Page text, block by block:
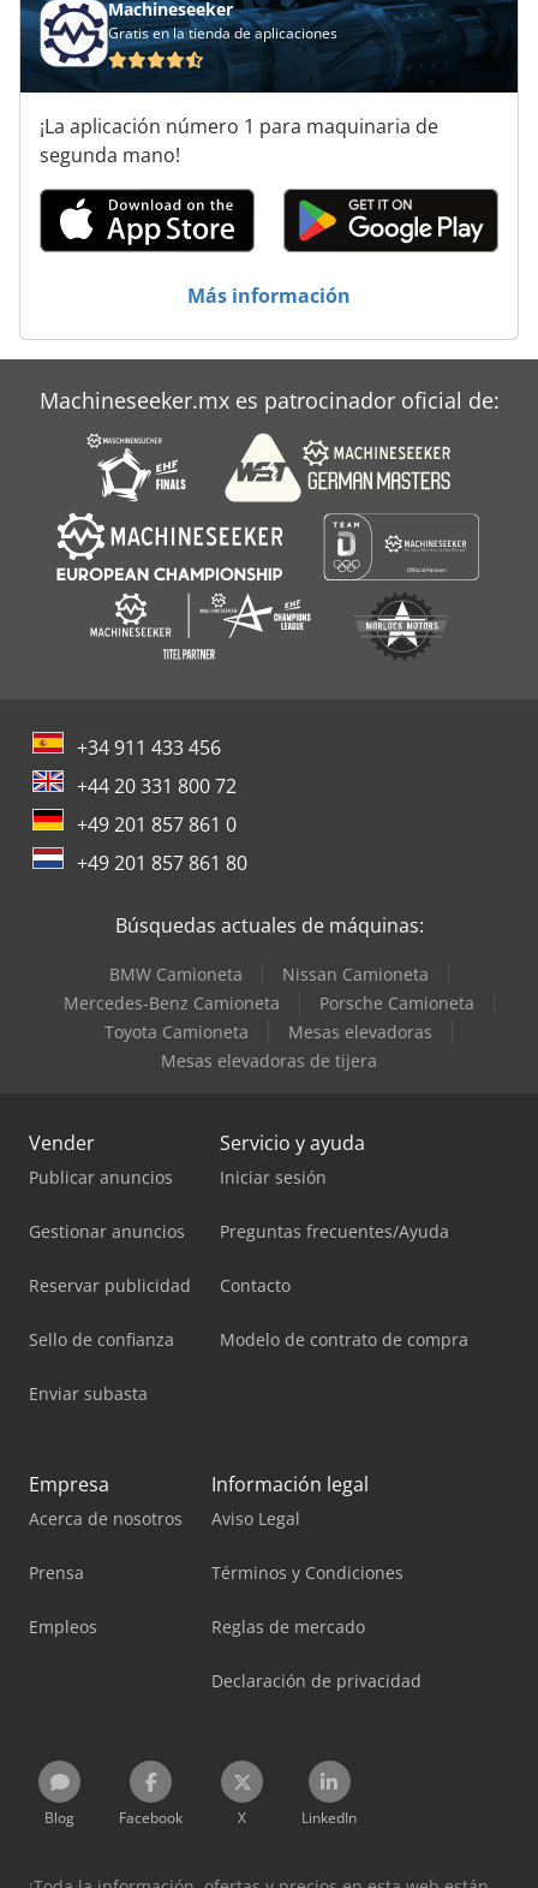
Ermak
Karstens
Kellenberger
Kern
Kuka Agilus
Schaffer 2336
Machineseeker
Gratis en la tienda de aplicaciones
¡La aplicación número 1 para maquinaria de
segunda mano!
Más información
Machineseeker.mx es patrocinador oficial de:
+34 911 433 456
+44 20 331 800 72
+49 201 857 861 0
+49 201 857 861 80
Búsquedas actuales de máquinas:
BMW Camioneta
Nissan Camioneta
Mercedes-Benz Camioneta
Porsche Camioneta
Toyota Camioneta
Mesas elevadoras
Mesas elevadoras de tijera
Vender
Publicar anuncios
Gestionar anuncios
Reservar publicidad
Sello de confianza
Enviar subasta
Servicio y ayuda
Iniciar sesión
Preguntas frecuentes/Ayuda
Contacto
Modelo de contrato de compra
Empresa
Acerca de nosotros
Prensa
Empleos
Información legal
Aviso Legal
Términos y Condiciones
Reglas de mercado
Declaración de privacidad
Blog Facebook X LinkedIn